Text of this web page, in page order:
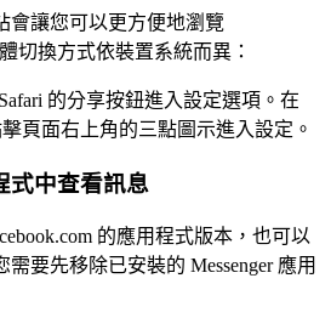
會讓您可以更方便地瀏覽
切換方式依裝置系統而異：
的分享按鈕進入設定選項。在
頁面右上角的三點圖示進入設定。
式中查看訊息
的應用程式版本，也可以
要先移除已安裝的 Messenger 應用